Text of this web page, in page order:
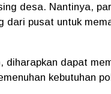
desa. Nantinya,
dari pusat untuk
diharapkan dapat
kebutuhan